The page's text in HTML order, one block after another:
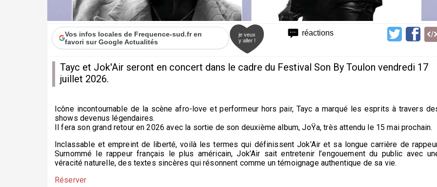
réactions
Vos infos locales de Frequence-sud.fr en
favori sur Google Actualités
je veux
y aller !
Tayc et Jok'Air seront en concert dans le cadre du Festival Son By Toulon vendredi 17
juillet 2026.
Icône incontournable de la scène afro-love et performeur hors pair, Tayc a marqué les esprits à travers
shows devenus légendaires.
Il fera son grand retour en 2026 avec la sortie de son deuxième album, JoŸa, très attendu le 15 mai prochain.
Inclassable et empreint de liberté, voilà les termes qui définissent Jok’Air et sa longue carrière de
Surnommé le rappeur français le plus américain, Jok’Air sait entretenir l’engouement du public avec
véracité naturelle, des textes sincères qui résonnent comme un témoignage authentique de sa vie.
Réserver